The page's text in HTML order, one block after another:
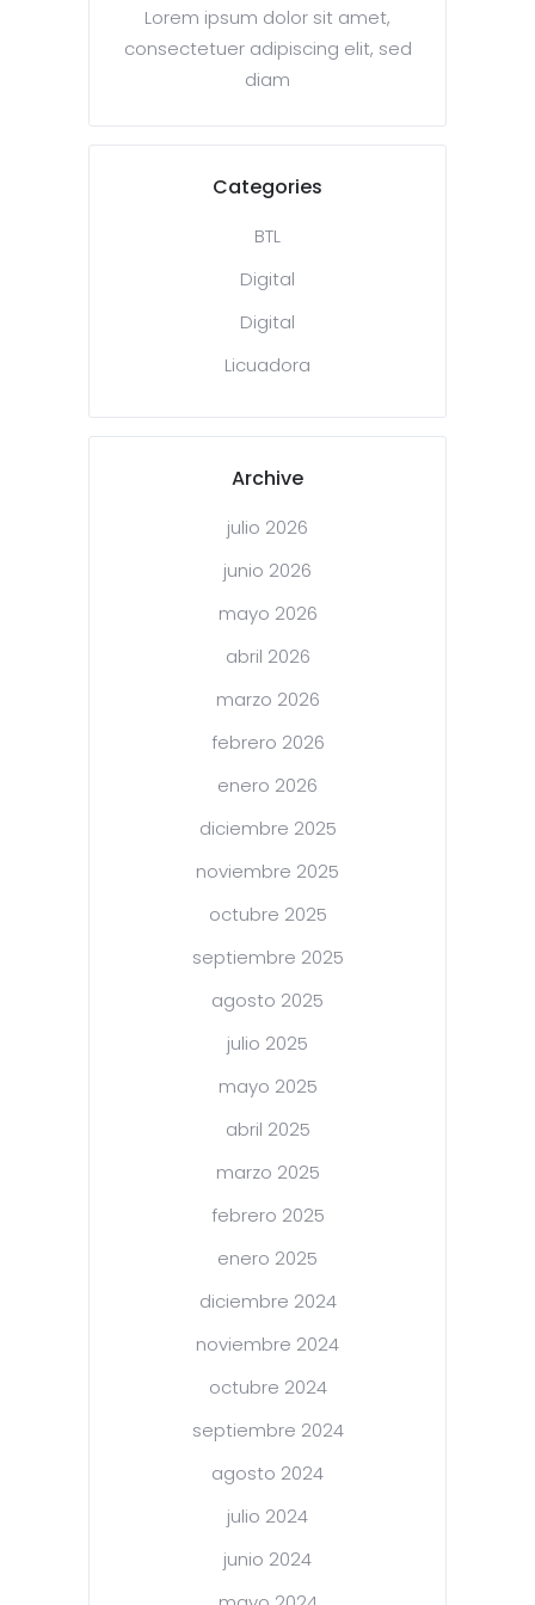
Lorem ipsum dolor sit amet,
consectetuer adipiscing elit, sed
diam
Categories
BTL
Digital
Digital
Licuadora
Archive
julio 2026
junio 2026
mayo 2026
abril 2026
marzo 2026
febrero 2026
enero 2026
diciembre 2025
noviembre 2025
octubre 2025
septiembre 2025
agosto 2025
julio 2025
mayo 2025
abril 2025
marzo 2025
febrero 2025
enero 2025
diciembre 2024
noviembre 2024
octubre 2024
septiembre 2024
agosto 2024
julio 2024
junio 2024